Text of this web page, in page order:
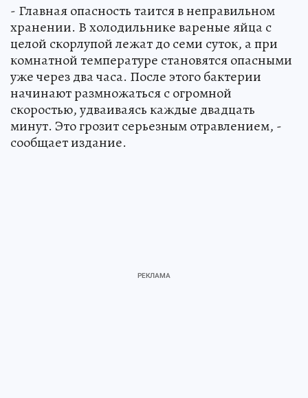
- Главная опасность таится в неправильном
хранении. В холодильнике вареные яйца с
целой скорлупой лежат до семи суток, а при
комнатной температуре становятся опасными
уже через два часа. После этого бактерии
начинают размножаться с огромной
скоростью, удваиваясь каждые двадцать
минут. Это грозит серьезным отравлением, -
сообщает издание.